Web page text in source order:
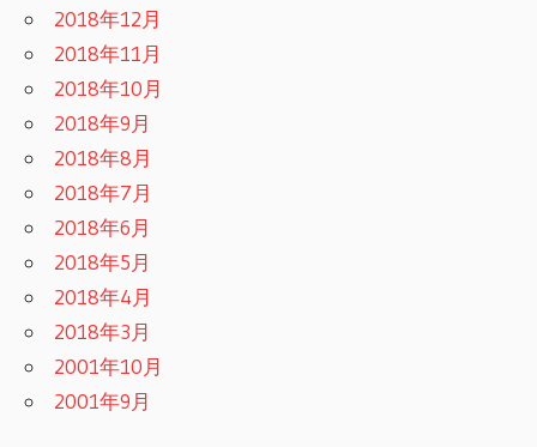
2018年12月
2018年11月
2018年10月
2018年9月
2018年8月
2018年7月
2018年6月
2018年5月
2018年4月
2018年3月
2001年10月
2001年9月